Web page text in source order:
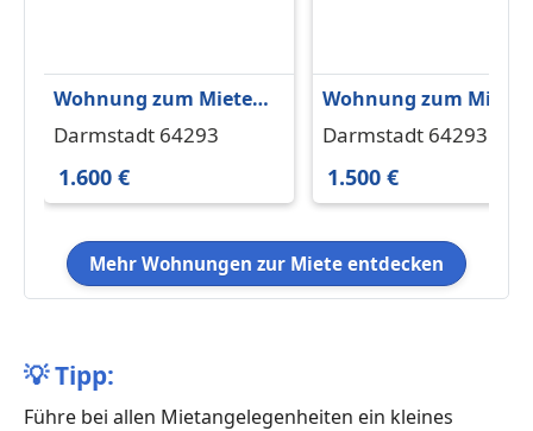
Wohnung zum Mieten
in Darmstadt 1.600 € 82
Darmstadt 64293
1.600 €
Wohnung zum Mieten
in Darmstadt 1.500 €
Darmstadt 64293
1.500 €
Mehr Wohnungen zur Miete entdecken
💡Tipp:
Führe bei allen Mietangelegenheiten ein kleines